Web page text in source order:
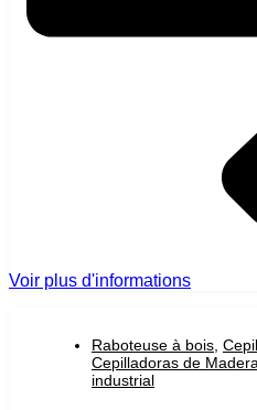
Voir plus d'informations
Raboteuse à bois
Cepilladoras de Madera
industrial